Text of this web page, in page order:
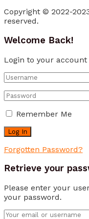
Copyright © 2022-
reserved.
Welcome Back!
Login to your
Remember Me
Forgotten Password?
Retrieve your
Please enter your
your password.